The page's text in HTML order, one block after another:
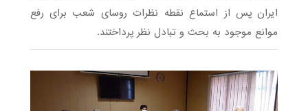
ایران پس از استماع نقطه نظرات روسای شعب برای رفع
موانع موجود به بحث و تبادل نظر پرداختند.